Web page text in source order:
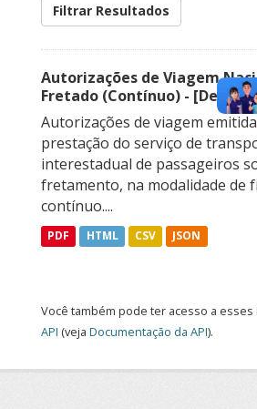
Filtrar Resultados
Autorizações de Viagem
Fretado (Contínuo) -
Autorizações de viagem
prestação do serviço de
interestadual de passageiros
fretamento, na modalidade de
contínuo....
PDF HTML CSV JSON
Você também pode ter acesso a
API (veja Documentação da API).